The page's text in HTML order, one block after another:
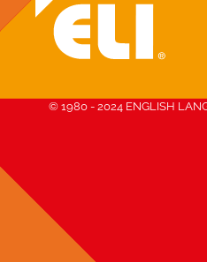
© 1980 - 2024 ENGLISH